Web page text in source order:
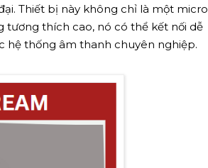
Thiết bị này không chỉ là một micro
thích cao, nó có thể kết nối dễ
hệ thống âm thanh chuyên nghiệp.